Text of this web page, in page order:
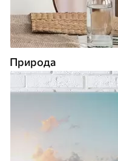
Природа